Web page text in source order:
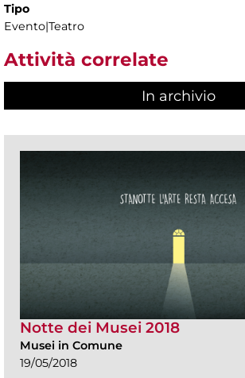
Tipo
Evento|Teatro
Attività correlate
In archivio
Notte dei Musei 2018
Musei in Comune
19/05/2018